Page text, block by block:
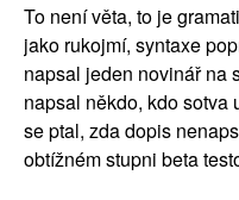
To není věta, to je
jako rukojmí, syntaxe
napsal jeden novinář na
napsal někdo, kdo sotva
se ptal, zda dopis
obtížném stupni beta